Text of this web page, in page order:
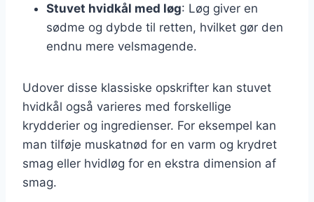
Stuvet hvidkål med løg: Løg giver en
sødme og dybde til retten, hvilket gør den
endnu mere velsmagende.
Udover disse klassiske opskrifter kan stuvet
hvidkål også varieres med forskellige
krydderier og ingredienser. For eksempel kan
man tilføje muskatnød for en varm og krydret
smag eller hvidløg for en ekstra dimension af
smag.